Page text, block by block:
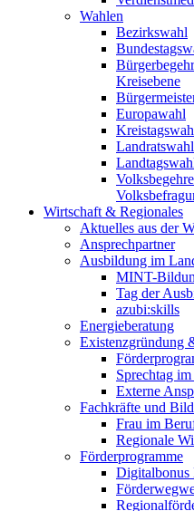
Wahlen
Bezirkswahl
Kreisebene
Europawahl
Landratswahl
Wirtschaft & Regionales
Aktuelles aus der
Ansprechpartner
Ausbildung im
MINT-
Tag der
azubi:skills
Energieberatung
Existenzgründung
Sprechtag
Externe
Fachkräfte und
Frau im
Regionale
Förderprogramme
Digitalbonus